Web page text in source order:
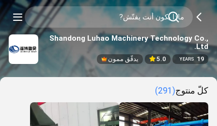
Shandong Luhao Machinery Technology Co.,
Ltd.
19
YEARS
5.0 يدقّق ممون
كلّ منتوج(291)